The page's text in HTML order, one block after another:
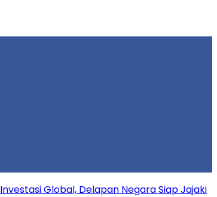
Global, Delapan Negara Siap Jajaki